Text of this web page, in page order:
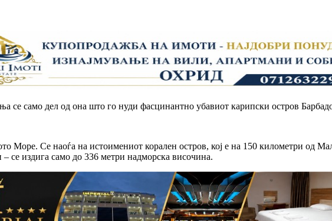
се само дел од она што го нуди фасцинантно убавиот карипски остров
Море. Се наоѓа на истоимениот корален остров, кој е на 150 километри од
се издига само до 336 метри надморска височина.